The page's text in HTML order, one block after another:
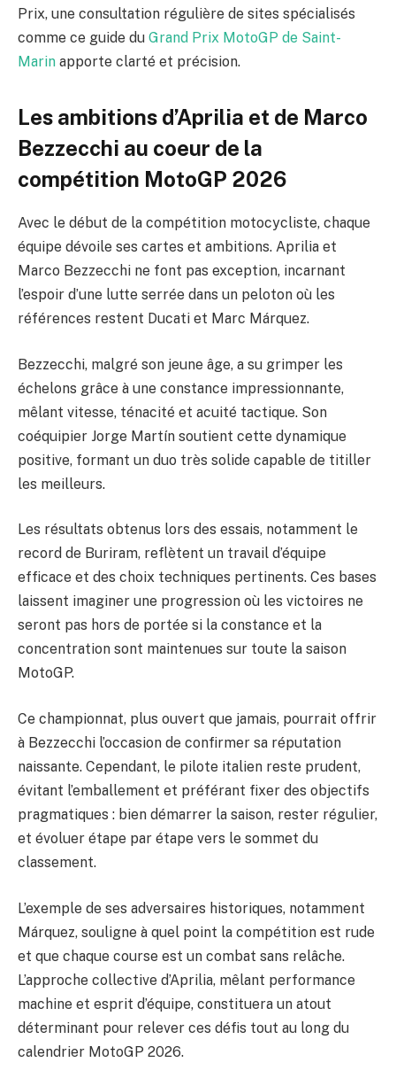
Prix, une consultation régulière de sites spécialisés
comme ce guide du Grand Prix MotoGP de Saint-
Marin apporte clarté et précision.
Les ambitions d’Aprilia et de Marco
Bezzecchi au coeur de la
compétition MotoGP 2026
Avec le début de la compétition motocycliste, chaque
équipe dévoile ses cartes et ambitions. Aprilia et
Marco Bezzecchi ne font pas exception, incarnant
l’espoir d’une lutte serrée dans un peloton où les
références restent Ducati et Marc Márquez.
Bezzecchi, malgré son jeune âge, a su grimper les
échelons grâce à une constance impressionnante,
mêlant vitesse, ténacité et acuité tactique. Son
coéquipier Jorge Martín soutient cette dynamique
positive, formant un duo très solide capable de titiller
les meilleurs.
Les résultats obtenus lors des essais, notamment le
record de Buriram, reflètent un travail d’équipe
efficace et des choix techniques pertinents. Ces bases
laissent imaginer une progression où les victoires ne
seront pas hors de portée si la constance et la
concentration sont maintenues sur toute la saison
MotoGP.
Ce championnat, plus ouvert que jamais, pourrait offrir
à Bezzecchi l’occasion de confirmer sa réputation
naissante. Cependant, le pilote italien reste prudent,
évitant l’emballement et préférant fixer des objectifs
pragmatiques : bien démarrer la saison, rester régulier,
et évoluer étape par étape vers le sommet du
classement.
L’exemple de ses adversaires historiques, notamment
Márquez, souligne à quel point la compétition est rude
et que chaque course est un combat sans relâche.
L’approche collective d’Aprilia, mêlant performance
machine et esprit d’équipe, constituera un atout
déterminant pour relever ces défis tout au long du
calendrier MotoGP 2026.